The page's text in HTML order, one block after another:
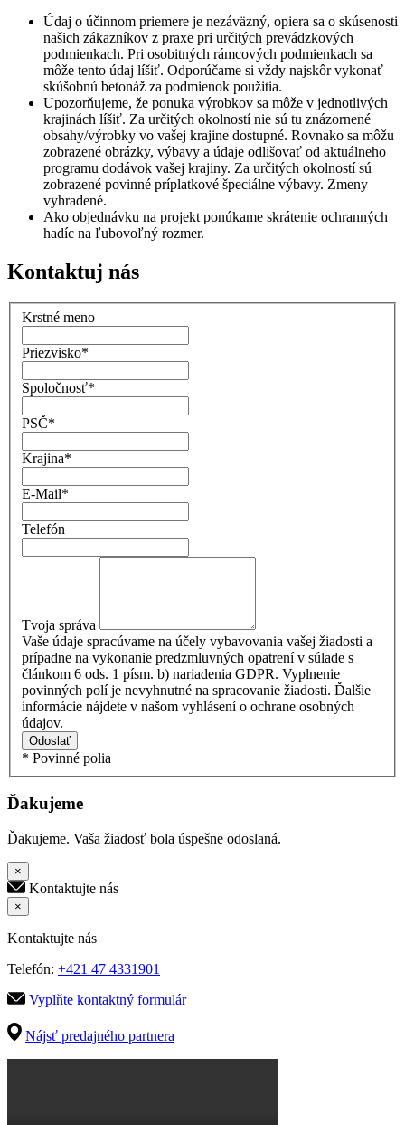
Údaj o účinnom priemere je nezáväzný, opiera sa o skúsenosti
našich zákazníkov z praxe pri určitých prevádzkových
podmienkach. Pri osobitných rámcových podmienkach sa
môže tento údaj líšiť. Odporúčame si vždy najskôr vykonať
skúšobnú betonáž za podmienok použitia.
Upozorňujeme, že ponuka výrobkov sa môže v jednotlivých
krajinách líšiť. Za určitých okolností nie sú tu znázornené
obsahy/výrobky vo vašej krajine dostupné. Rovnako sa môžu
zobrazené obrázky, výbavy a údaje odlišovať od aktuálneho
programu dodávok vašej krajiny. Za určitých okolností sú
zobrazené povinné príplatkové špeciálne výbavy. Zmeny
vyhradené.
Ako objednávku na projekt ponúkame skrátenie ochranných
hadíc na ľubovoľný rozmer.
Kontaktuj nás
Krstné meno
Priezvisko*
Spoločnosť*
PSČ*
Krajina*
E-Mail*
Telefón
Tvoja správa
Vaše údaje spracúvame na účely vybavovania vašej žiadosti a
prípadne na vykonanie predzmluvných opatrení v súlade s
článkom 6 ods. 1 písm. b) nariadenia GDPR. Vyplnenie
povinných polí je nevyhnutné na spracovanie žiadosti. Ďalšie
informácie nájdete v našom vyhlásení o ochrane osobných
údajov.
Odoslať
* Povinné polia
Ďakujeme
Ďakujeme. Vaša žiadosť bola úspešne odoslaná.
×
Kontaktujte nás
×
Kontaktujte nás
Telefón: +421 47 4331901
Vyplňte kontaktný formulár
Nájsť predajného partnera